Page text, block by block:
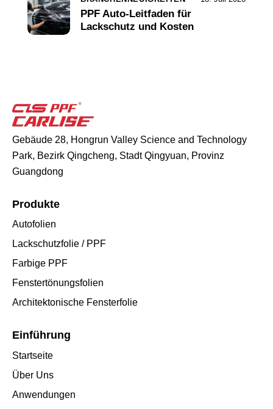
PPF Auto-Leitfaden für
Lackschutz und Kosten
Gebäude 28, Hongrun Valley Science and Technology
Park, Bezirk Qingcheng, Stadt Qingyuan, Provinz
Guangdong
Produkte
Autofolien
Lackschutzfolie / PPF
Farbige PPF
Fenstertönungsfolien
Architektonische Fensterfolie
Einführung
Startseite
Über Uns
Anwendungen